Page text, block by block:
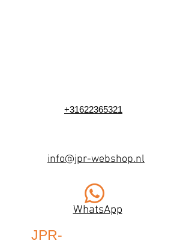
+31622365321
info@jpr-webshop.nl
WhatsApp
JPR-